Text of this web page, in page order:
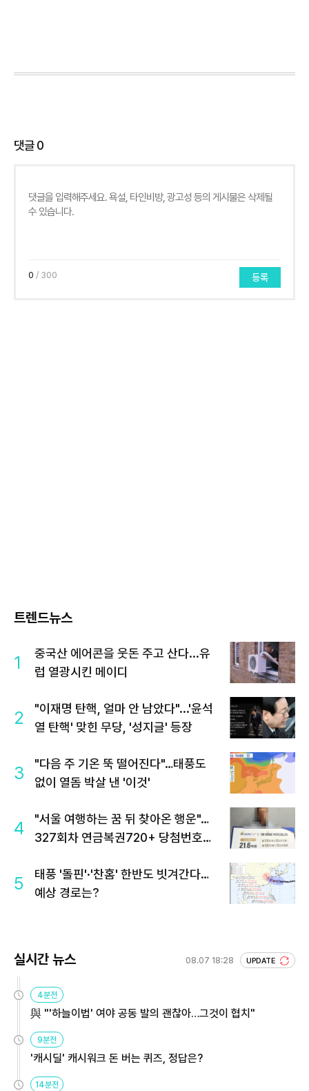
댓글0
0 / 300 등록
트렌드뉴스
1
중국산 에어콘을 웃돈 주고 산다...유
럽 열광시킨 메이디
2
"이재명 탄핵, 얼마 안 남았다"...'윤석
열 탄핵' 맞힌 무당, '성지글' 등장
3
"다음 주 기온 뚝 떨어진다"…태풍도
없이 열돔 박살 낸 '이것'
4
"서울 여행하는 꿈 뒤 찾아온 행운"…
327회차 연금복권720+ 당첨번호조
5
태풍 '돌핀'·'찬홈' 한반도 빗겨간다…
예상 경로는?
실시간 뉴스 08.07 18:28 UPDATE
4분전
與 "'하늘이법' 여야 공동 발의 괜찮아…그것이 협치"
9분전
'캐시딜' 캐시워크 돈 버는 퀴즈, 정답은?
14분전